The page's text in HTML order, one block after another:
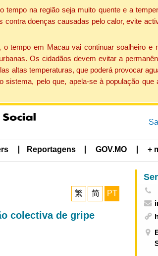
na região seja muito quente e a
doenças causadas pelo calor, evite
tempo em Macau vai continuar soalheiro
Os cidadãos devem evitar a
altas temperaturas, que poderá provocar
pelo que, apela-se à população
Reportagens GOV.MO +
繁 简 PT
colectiva de gripe